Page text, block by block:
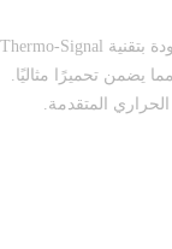
يضمن تحميرًا مثاليًا.
المتقدمة.